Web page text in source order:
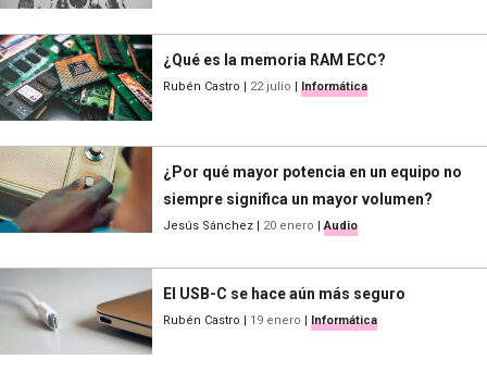
¿Qué es la memoria RAM ECC?
Rubén Castro | 22 julio | Informática
¿Por qué mayor potencia en un equipo no
siempre significa un mayor volumen?
Jesús Sánchez | 20 enero |Audio
El USB-C se hace aún más seguro
Rubén Castro | 19 enero | Informática